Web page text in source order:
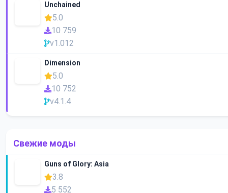
Unchained
5.0
10 759
v1.012
Dimension
5.0
10 752
v4.1.4
Свежие моды
Guns of Glory: Asia
3.8
5 552